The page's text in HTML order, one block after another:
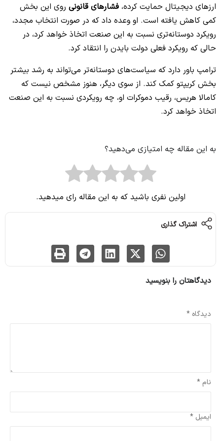
ارزهای دیجیتال حمایت کرده، فشارهای قانونی روی این بخش
کمی کاهش یافته است. او وعده داد که در صورت انتخاب مجدد،
رویکرد دوستانه‌تری نسبت به این صنعت اتخاذ خواهد کرد، در
حالی که رویکرد فعلی دولت بایدن را انتقاد کرد.
ترامپ باور دارد که سیاست‌های دوستانه‌تر می‌تواند به رشد بیشتر
بخش کریپتو کمک کند. از سوی دیگر، هنوز مشخص نیست که
کامالا هریس، رقیب دموکرات او، چه رویکردی نسبت به این صنعت
اتخاذ خواهد کرد.
به این مقاله چه امتیازی می‌دهید؟
اولین نفری باشید که به این مقاله رای میدهید.
اشتراک گذاری
دیدگاهتان را بنویسید
دیدگاه *
نام *
ایمیل *